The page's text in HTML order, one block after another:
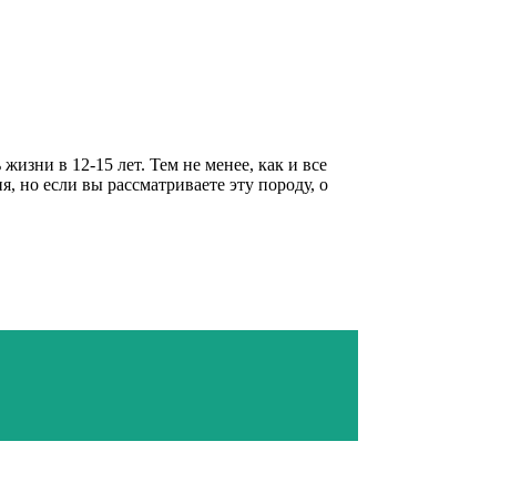
в 12-15 лет. Тем не менее, как и все
но если вы рассматриваете эту породу, о